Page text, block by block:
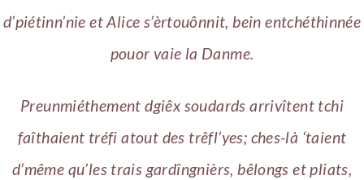
d’piétinn’nie et Alice s’èrtouônnit, bein entchéthinnée
pouor vaie la Danme.
Preunmiéthement dgiêx soudards arrivîtent tchi
faîthaient tréfi atout des trêfl’yes; ches-là ‘taient
d’même qu’les trais gardîngnièrs, bêlongs et pliats,